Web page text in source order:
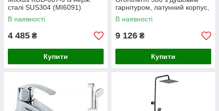
сталі SUS304 (MI6091)
В наявності
4 485 ₴
Купити
гарнітуром, латунний корпус,
сталевий колір, з
термоелементом, стопором
В наявності
9 126 ₴
Купити